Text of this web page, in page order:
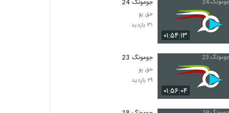
۰۱:۵۴:۱۳
جومونگ 24
حق پو
۳۱ بازدید
۰۱:۵۶:۰۴
جومونگ 23
حق پو
۲۹ بازدید